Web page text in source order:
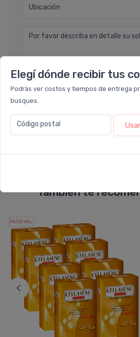
Elegí dónde recibir tus
Podrás ver costos y tiempos de entrega
busques.
Código postal Usar
Ubicación
Por favor describa en detalle su
Enviar consulta
También te
PACK x8u.